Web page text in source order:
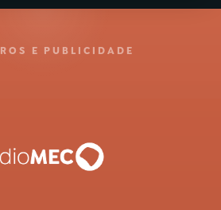
E PUBLICIDADE